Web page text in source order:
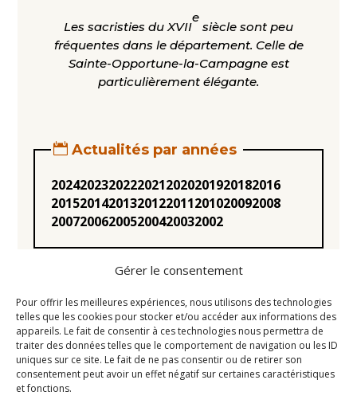
Gérer le consentement
Pour offrir les meilleures expériences, nous utilisons des technologies
telles que les cookies pour stocker et/ou accéder aux informations des
appareils. Le fait de consentir à ces technologies nous permettra de
traiter des données telles que le comportement de navigation ou les ID
uniques sur ce site. Le fait de ne pas consentir ou de retirer son
consentement peut avoir un effet négatif sur certaines caractéristiques
et fonctions.
Les sacristies du XVII
e
siècle sont peu
fréquentes dans le département. Celle de
Sainte-Opportune-la-Campagne est
particulièrement élégante.
Actualités par années
20242023202220212020201920182016
20152014201320122011201020092008
200720062005200420032002
Statuts
Règlement intérieur